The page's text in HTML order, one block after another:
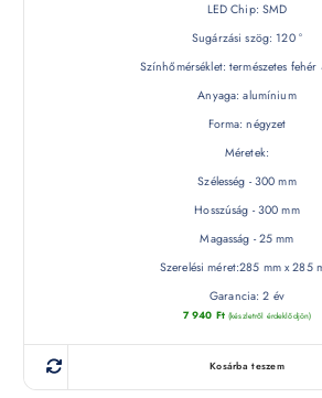
LED Chip: SMD
Sugárzási szög: 120 °
Színhőmérséklet: természetes fehér
Anyaga: alumínium
Forma: négyzet
Méretek:
Szélesség - 300 mm
Hosszúság - 300 mm
Magasság - 25 mm
Szerelési méret:285 mm x 285
Garancia: 2 év
7 940 Ft (készletről érdeklődjön)
Kosárba teszem